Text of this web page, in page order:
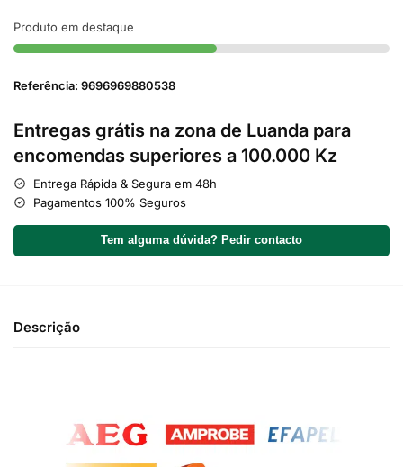
Produto em destaque
Referência: 9696969880538
Entregas grátis na zona de Luanda para
encomendas superiores a 100.000 Kz
Entrega Rápida & Segura em 48h
Pagamentos 100% Seguros
Tem alguma dúvida? Pedir contacto
Descrição